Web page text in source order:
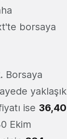
borsaya
Borsaya
yaklaşık
ise 36,40
Ekim